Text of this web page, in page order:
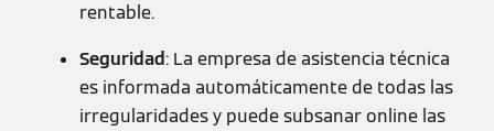
rentable.
Seguridad: La empresa de asistencia técnica
es informada automáticamente de todas las
irregularidades y puede subsanar online las